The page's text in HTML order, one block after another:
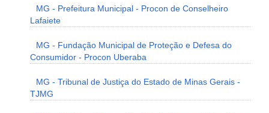
MG - Prefeitura Municipal - Procon de Conselheiro
Lafaiete
MG - Fundação Municipal de Proteção e Defesa do
Consumidor - Procon Uberaba
MG - Tribunal de Justiça do Estado de Minas Gerais -
TJMG